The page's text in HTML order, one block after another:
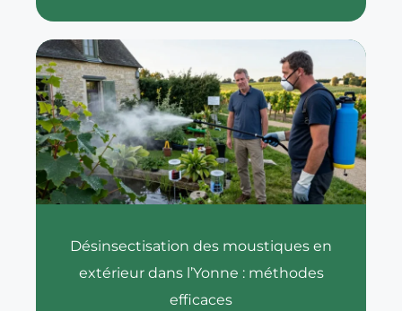
Désinsectisation des moustiques en
extérieur dans l’Yonne : méthodes
efficaces